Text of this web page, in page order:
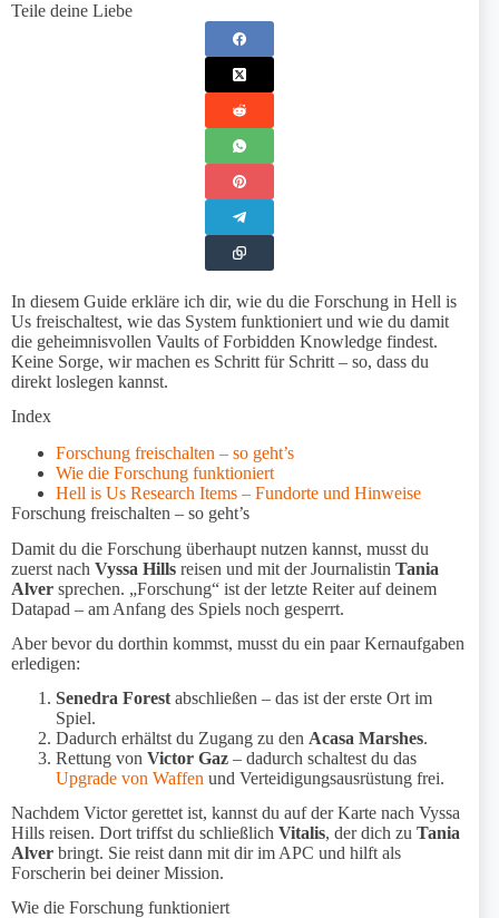
Teile deine Liebe
In diesem Guide erkläre ich dir, wie du die Forschung in Hell is
Us freischaltest, wie das System funktioniert und wie du damit
die geheimnisvollen Vaults of Forbidden Knowledge findest.
Keine Sorge, wir machen es Schritt für Schritt – so, dass du
direkt loslegen kannst.
Index
Forschung freischalten – so geht’s
Wie die Forschung funktioniert
Hell is Us Research Items – Fundorte und Hinweise
Forschung freischalten – so geht’s
Damit du die Forschung überhaupt nutzen kannst, musst du
zuerst nach Vyssa Hills reisen und mit der Journalistin Tania
Alver sprechen. „Forschung“ ist der letzte Reiter auf deinem
Datapad – am Anfang des Spiels noch gesperrt.
Aber bevor du dorthin kommst, musst du ein paar Kernaufgaben
erledigen:
Senedra Forest abschließen – das ist der erste Ort im
Spiel.
Dadurch erhältst du Zugang zu den Acasa Marshes.
Rettung von Victor Gaz – dadurch schaltest du das
Upgrade von Waffen und Verteidigungsausrüstung frei.
Nachdem Victor gerettet ist, kannst du auf der Karte nach Vyssa
Hills reisen. Dort triffst du schließlich Vitalis, der dich zu Tania
Alver bringt. Sie reist dann mit dir im APC und hilft als
Forscherin bei deiner Mission.
Wie die Forschung funktioniert